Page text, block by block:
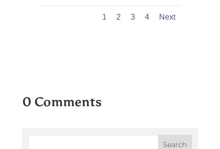
1 2 3 4 Next
0 Comments
Search